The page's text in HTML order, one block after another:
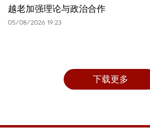
越老加强理论与政治合作
05/08/2026 19:23
下载更多